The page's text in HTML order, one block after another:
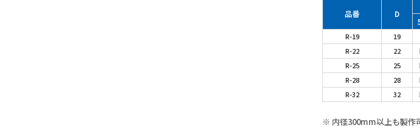
品番 D
R-19 19
R-22
22
R-25
25
R-28
28
R-32
32
※ 内径300mm以上も製作